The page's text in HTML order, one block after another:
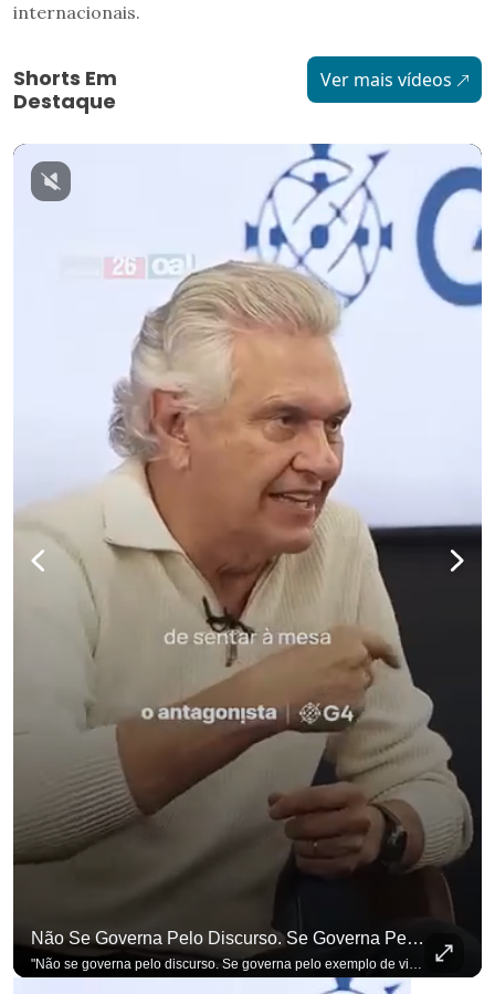
internacionais.
Shorts Em
Destaque
Ver mais vídeos
Não Se Governa Pelo Discurso. Se Governa Pelo Exemplo De Vida", Alfineta Ronaldo Caiado
"Não se governa pelo discurso. Se governa pelo exemplo de vida", alfineta Ronaldo Caiado, respondendo a empresários na primeira Sabatina Presidencial com a pauta definida por quem constrói o país. Se você busca informação com credibilidade, inscreva-se agora e ative o